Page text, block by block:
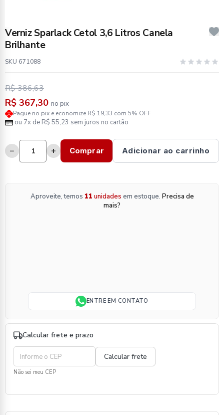
Verniz Sparlack Cetol 3,6 Litros Canela
Brilhante
SKU 671088
R$ 386,63
R$ 367,30 no pix
Pague no pix e economize R$ 19,33 com 5% OFF
ou 7x de R$ 55,23 sem juros no cartão
− + Comprar Adicionar ao carrinho
Aproveite, temos 11 unidades em estoque. Precisa de
mais?
ENTRE EM CONTATO
Calcular frete e prazo
Não sei meu CEP